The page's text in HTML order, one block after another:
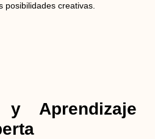
posibilidades creativas.
y Aprendizaje